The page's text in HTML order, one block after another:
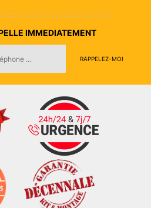
IMMEDIATEMENT